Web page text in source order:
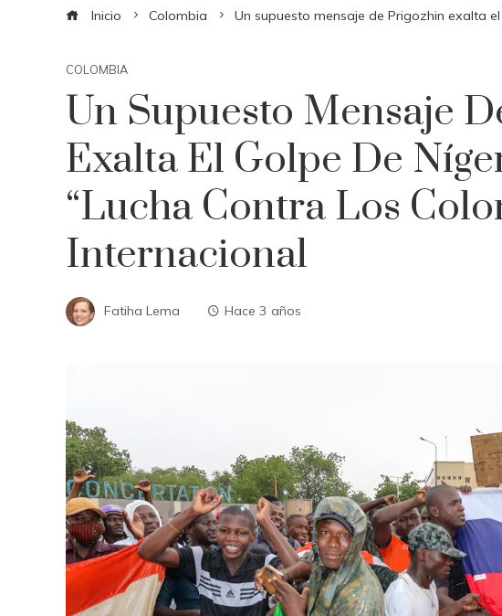
Inicio Colombia Un supuesto mensaje de Prigozhin exalta
COLOMBIA
Un Supuesto Mensaje
Exalta El Golpe De
“lucha Contra Los
Internacional
Fatiha Lema Hace 3 años